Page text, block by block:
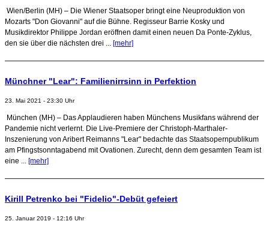
Wien/Berlin (MH) – Die Wiener Staatsoper bringt eine Neuproduktion von
Mozarts "Don Giovanni" auf die Bühne. Regisseur Barrie Kosky und
Musikdirektor Philippe Jordan eröffnen damit einen neuen Da Ponte-Zyklus,
den sie über die nächsten drei ... [mehr]
Münchner "Lear": Familienirrsinn in Perfektion
23. Mai 2021 - 23:30 Uhr
München (MH) – Das Applaudieren haben Münchens Musikfans während der
Pandemie nicht verlernt. Die Live-Premiere der Christoph-Marthaler-
Inszenierung von Aribert Reimanns "Lear" bedachte das Staatsopernpublikum
am Pfingstsonntagabend mit Ovationen. Zurecht, denn dem gesamten Team ist
eine ... [mehr]
Kirill Petrenko bei "Fidelio"-Debüt gefeiert
25. Januar 2019 - 12:16 Uhr